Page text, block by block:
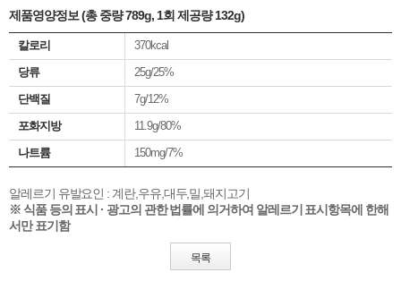
제품영양정보 (총 중량 789g, 1회 제공량 132g)
칼로리
370kcal
당류
25g/25%
단백질
7g/12%
포화지방
11.9g/80%
나트륨
150mg/7%
알레르기 유발요인 : 계란,우유,대두,밀,돼지고기
※ 식품 등의 표시 · 광고의 관한 법률에 의거하여 알레르기 표시항목에 한해
서만 표기함
목록